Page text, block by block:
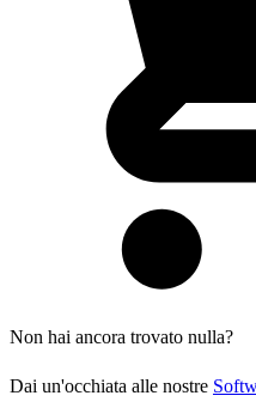
Non hai ancora trovato nulla?
Dai un'occhiata alle nostre